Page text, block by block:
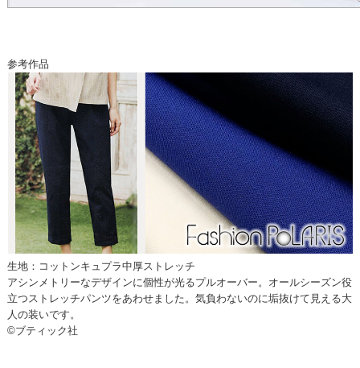
参考作品
生地：コットンキュプラ中厚ストレッチ
アシンメトリーなデザインに個性が光るプルオーバー。オールシーズン役
立つストレッチパンツをあわせました。気負わないのに垢抜けて見える大
人の装いです。
©ブティック社